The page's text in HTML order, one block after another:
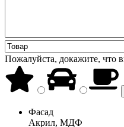
Пожалуйста, докажите, что
Фасад
Акрил, МДФ